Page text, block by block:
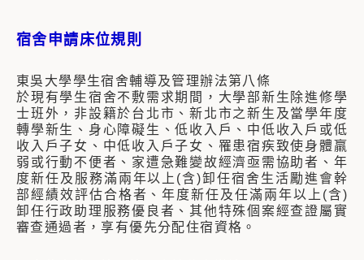
宿舍申請床位規則
東吳大學學生宿舍輔導及管理辦法第八條
於現有學生宿舍不敷需求期間，大學部新生除進修學
士班外，非設籍於台北市、新北市之新生及當學年度
轉學新生、身心障礙生、低收入戶、中低收入戶或低
收入戶子女、中低收入戶子女、罹患宿疾致使身體羸
弱或行動不便者、家遭急難變故經濟亟需協助者、年
度新任及服務滿兩年以上(含)卸任宿舍生活勵進會幹
部經績效評估合格者、年度新任及任滿兩年以上(含)
卸任行政助理服務優良者、其他特殊個案經查證屬實
審查通過者，享有優先分配住宿資格。